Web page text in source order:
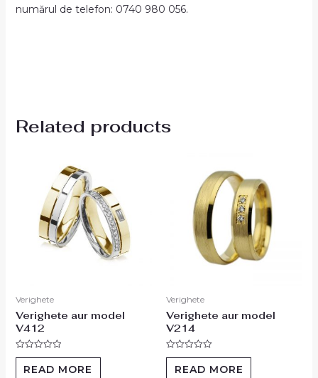
numărul de telefon: 0740 980 056.
Related products
Verighete
Verighete aur model
V412
Rated
outREAD MORE
Verighete
Verighete aur model
V214
Rated
outREAD MORE